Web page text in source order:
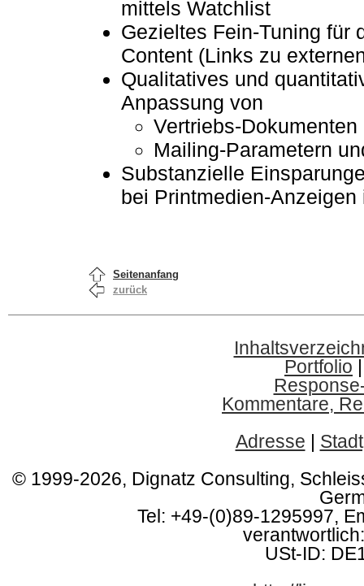
mittels Watchlist
Gezieltes Fein-Tuning für
Content (Links zu
Qualitatives und
Anpassung von
Vertriebs-Dokumenten
Mailing-Parametern
Substanzielle
bei Printmedien-
Seitenanfang
zurück
Portfolio
Kommentare,
Adresse |
© 1999-2026, Dignatz Consulting,
Tel: +49-(0)89-1295997,
USt-ID: